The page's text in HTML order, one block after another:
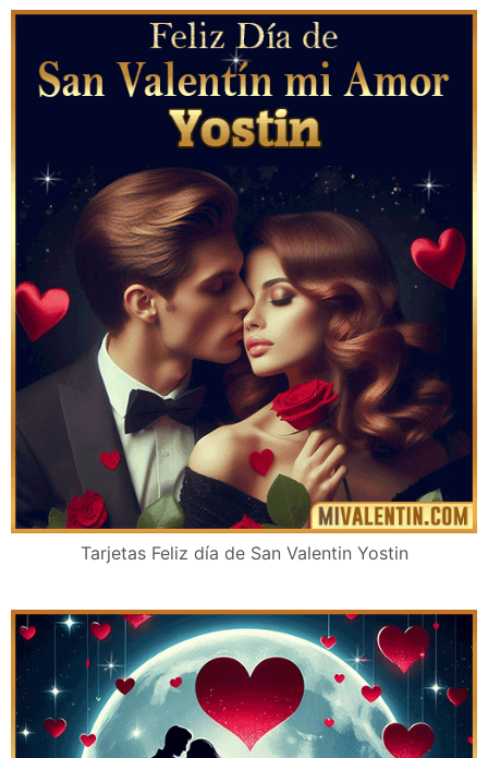
Tarjetas Feliz día de San Valentin Yostin